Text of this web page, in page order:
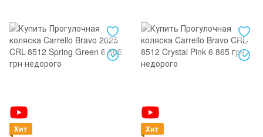
Хит Хит